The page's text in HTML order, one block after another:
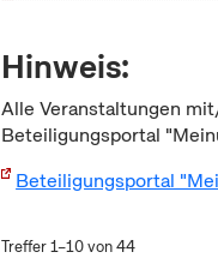
Hinweis:
Alle Veranstaltungen
Beteiligungsportal
Beteiligungsportal
Treffer 1–10 von 44